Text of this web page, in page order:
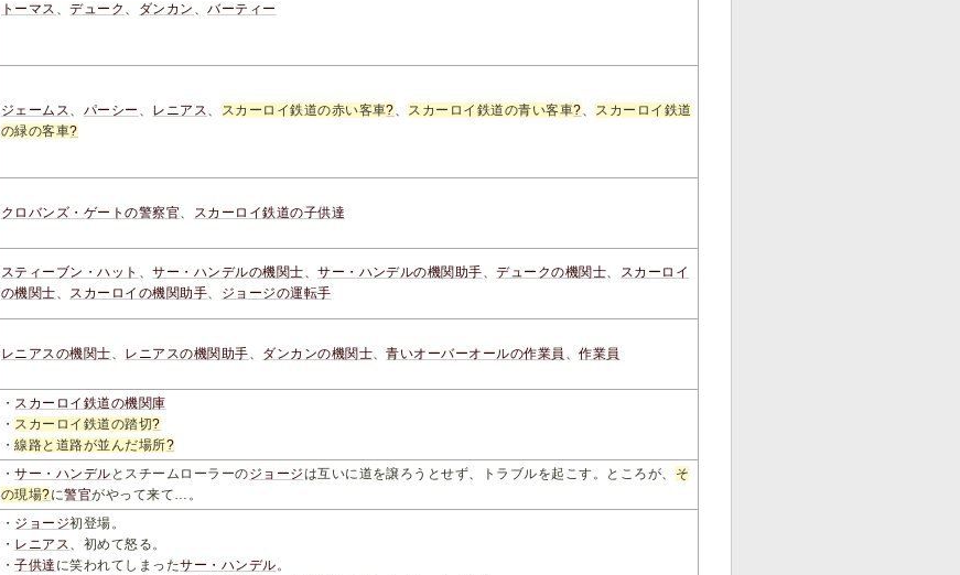
トーマス 、デューク 、 ダンカン 、バーティー
ジェームス、 パーシー 、 レニアス、 スカーロイ鉄道の赤い客車?、 スカーロイ鉄道の青い客車?、 スカーロイ鉄道
の緑の客車?
クロバンズ・ゲートの警察官、 スカーロイ鉄道の子供達
スティーブン・ハット 、サー・ハンデルの機関士、サー・ハンデルの機関助手、デュークの機関士、 スカーロイ
の機関士、 スカーロイの機関助手、 ジョージの運転手
レニアスの機関士、 レニアスの機関助手、 ダンカンの機関士、青いオーバーオールの作業員 、作業員
・ スカーロイ鉄道の機関庫
・ スカーロイ鉄道の踏切?
・線路と道路が並んだ場所?
・サー・ハンデル とスチームローラーのジョージは互いに道を譲ろうとせず、トラブルを起こす。ところが、
そ
の現場?に警官がやって来て…。
・ ジョージ初登場。
・ レニアス、初めて怒る。
・子供達 に笑われてしまったサー・ハンデル。